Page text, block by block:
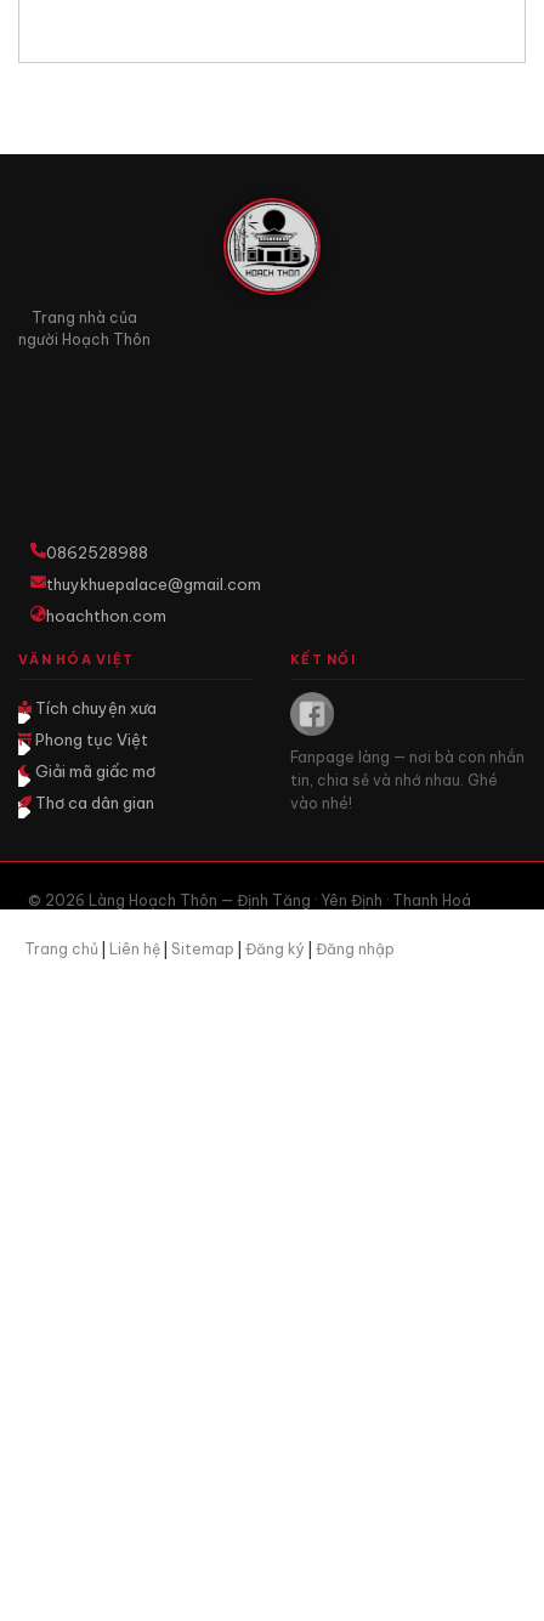
Trang nhà của
người Hoạch Thôn
0862528988
thuykhuepalace@gmail.com
hoachthon.com
VĂN HÓA VIỆT
Tích chuyện xưa
Phong tục Việt
Giải mã giấc mơ
Thơ ca dân gian
KẾT NỐI
Fanpage làng — nơi bà con nhắn
tin, chia sẻ và nhớ nhau. Ghé
vào nhé!
© 2026 Làng Hoạch Thôn — Định Tăng · Yên Định · Thanh Hoá
Trang chủ Liên hệ Sitemap Đăng ký Đăng nhập